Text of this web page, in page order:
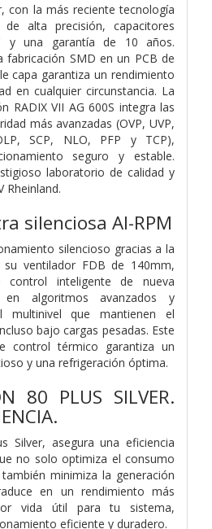
con la más reciente tecnología
alta precisión, capacitores
y una garantía de 10 años.
fabricación SMD en un PCB de
capa garantiza un rendimiento
en cualquier circunstancia. La
RADIX VII AG 600S integra las
más avanzadas (OVP, UVP,
SCP, NLO, PFP y TCP),
seguro y estable.
laboratorio de calidad y
Rheinland.
silenciosa AI-RPM
silencioso gracias a la
ventilador FDB de 140mm,
inteligente de nueva
en algoritmos avanzados y
multinivel que mantienen el
bajo cargas pesadas. Este
control térmico garantiza un
y una refrigeración óptima.
80 PLUS SILVER.
Silver, asegura una eficiencia
no solo optimiza el consumo
minimiza la generación
en un rendimiento más
vida útil para tu sistema,
eficiente y duradero.